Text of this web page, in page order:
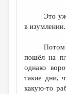
Это
в изумлении.
пошёл на
однако
такие дни,
какую-то